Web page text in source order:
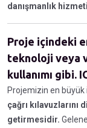
danışmanlık
Proje içindeki
teknoloji veya
kullanımı gibi.
Projemizin en büyük
çağrı
getirmesidir.